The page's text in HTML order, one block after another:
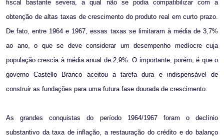
fiscal bastante severa, a qual não se podia compatibilizar com a
obtenção de altas taxas de crescimento do produto real em curto prazo.
De fato, entre 1964 e 1967, essas taxas se limitaram à média de 3,7%
ao ano, o que se deve considerar um desempenho medíocre cuja
população crescia à média anual de 2,9%. O importante, porém, é que o
governo Castello Branco aceitou a tarefa dura e indispensável de
construir as fundações para uma futura fase dourada de crescimento.
As grandes conquistas do período 1964/1967 foram o declínio
substantivo da taxa de inflação, a restauração do crédito e do balanço